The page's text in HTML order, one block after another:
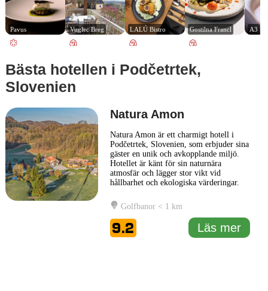
Pavus Vuglec Breg LALÚ Bistro Gostilna Francl A3
Bästa hotellen i Podčetrtek,
Slovenien
Natura Amon
Natura Amon är ett charmigt hotell i
Podčetrtek, Slovenien, som erbjuder sina
gäster en unik och avkopplande miljö.
Hotellet är känt för sin naturnära
atmosfär och lägger stor vikt vid
hållbarhet och ekologiska värderingar.
rum som kombinerar modern komfort
med en hemtrevlig känsla. Natura Amon
har även ett fokus på hälsa och
välbefinnande, vilket återspeglas ... Läs
mer
Golfbanor < 1 km
9.2 Läs mer